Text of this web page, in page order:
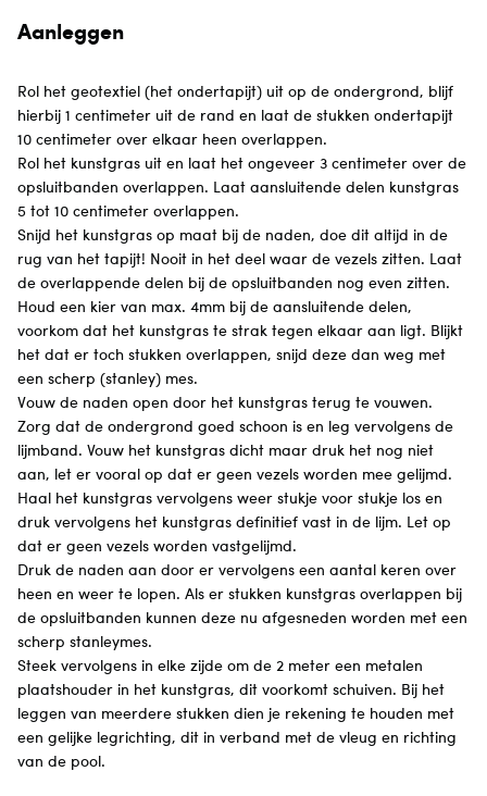
Aanleggen
Rol het geotextiel (het ondertapijt) uit op de ondergrond, blijf
hierbij 1 centimeter uit de rand en laat de stukken ondertapijt
10 centimeter over elkaar heen overlappen.
Rol het kunstgras uit en laat het ongeveer 3 centimeter over de
opsluitbanden overlappen. Laat aansluitende delen kunstgras
5 tot 10 centimeter overlappen.
Snijd het kunstgras op maat bij de naden, doe dit altijd in de
rug van het tapijt! Nooit in het deel waar de vezels zitten. Laat
de overlappende delen bij de opsluitbanden nog even zitten.
Houd een kier van max. 4mm bij de aansluitende delen,
voorkom dat het kunstgras te strak tegen elkaar aan ligt. Blijkt
het dat er toch stukken overlappen, snijd deze dan weg met
een scherp (stanley) mes.
Vouw de naden open door het kunstgras terug te vouwen.
Zorg dat de ondergrond goed schoon is en leg vervolgens de
lijmband. Vouw het kunstgras dicht maar druk het nog niet
aan, let er vooral op dat er geen vezels worden mee gelijmd.
Haal het kunstgras vervolgens weer stukje voor stukje los en
druk vervolgens het kunstgras definitief vast in de lijm. Let op
dat er geen vezels worden vastgelijmd.
Druk de naden aan door er vervolgens een aantal keren over
heen en weer te lopen. Als er stukken kunstgras overlappen bij
de opsluitbanden kunnen deze nu afgesneden worden met een
scherp stanleymes.
Steek vervolgens in elke zijde om de 2 meter een metalen
plaatshouder in het kunstgras, dit voorkomt schuiven. Bij het
leggen van meerdere stukken dien je rekening te houden met
een gelijke legrichting, dit in verband met de vleug en richting
van de pool.